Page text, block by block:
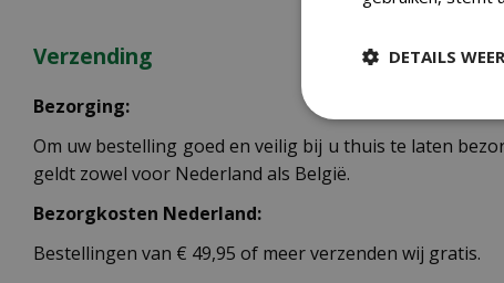
Verzending
Bezorging:
Om uw bestelling goed en veilig bij u thuis te laten
geldt zowel voor Nederland als België.
Bezorgkosten Nederland:
Bestellingen van € 49,95 of meer verzenden wij gratis.
DETAILS